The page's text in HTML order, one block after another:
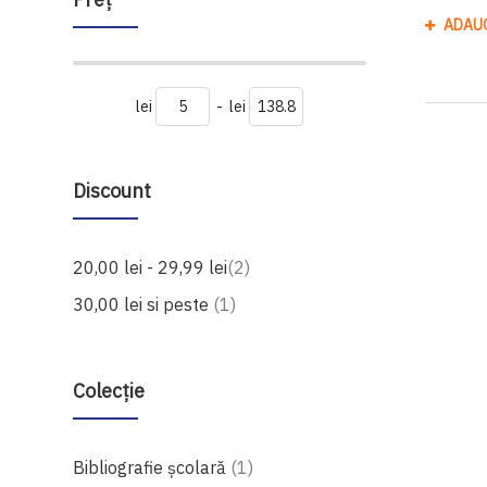
lei - lei
Discount
20,00 lei - 29,99 lei 2produse
30,00 lei si peste 1produs
Colecție
Bibliografie școlară 1produs